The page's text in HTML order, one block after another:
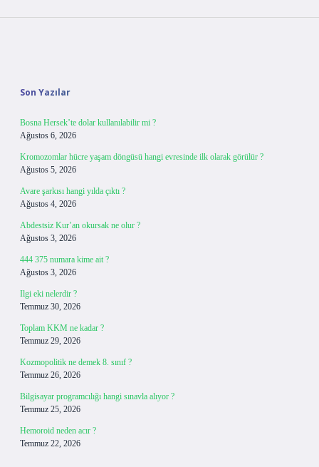
Son Yazılar
Bosna Hersek’te dolar kullanılabilir mi ?
Ağustos 6, 2026
Kromozomlar hücre yaşam döngüsü hangi evresinde ilk olarak görülür ?
Ağustos 5, 2026
Avare şarkısı hangi yılda çıktı ?
Ağustos 4, 2026
Abdestsiz Kur’an okursak ne olur ?
Ağustos 3, 2026
444 375 numara kime ait ?
Ağustos 3, 2026
Ilgi eki nelerdir ?
Temmuz 30, 2026
Toplam KKM ne kadar ?
Temmuz 29, 2026
Kozmopolitik ne demek 8. sınıf ?
Temmuz 26, 2026
Bilgisayar programcılığı hangi sınavla alıyor ?
Temmuz 25, 2026
Hemoroid neden acır ?
Temmuz 22, 2026